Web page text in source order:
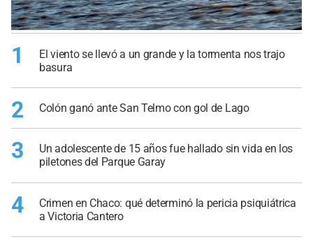
1
El viento se llevó a un grande y la tormenta nos trajo
basura
2 Colón ganó ante San Telmo con gol de Lago
3
Un adolescente de 15 años fue hallado sin vida en los
piletones del Parque Garay
4
Crimen en Chaco: qué determinó la pericia psiquiátrica
a Victoria Cantero